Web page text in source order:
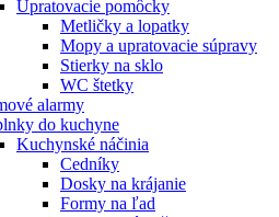
Upratovacie pomôcky
Metličky a lopatky
Mopy a upratovacie súpravy
Stierky na sklo
WC štetky
alarmy
do kuchyne
Kuchynské náčinia
Cedníky
Dosky na krájanie
Formy na ľad